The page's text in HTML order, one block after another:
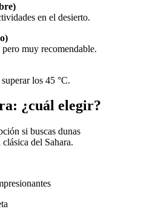
en el desierto.
muy recomendable.
los 45 °C.
¿cuál elegir?
si buscas dunas
del Sahara.